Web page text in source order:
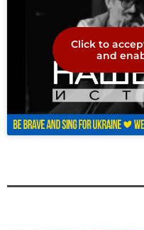
Click to
and